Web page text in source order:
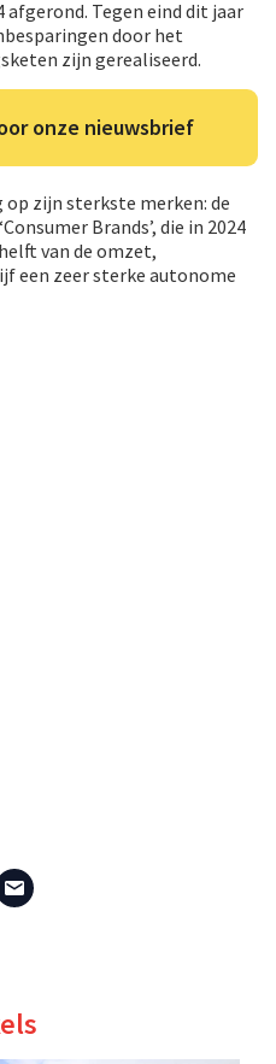
Tegen eind dit jaar
door het
zijn gerealiseerd.
onze nieuwsbrief
zijn sterkste merken: de
Brands’, die in 2024
van de omzet,
een zeer sterke autonome